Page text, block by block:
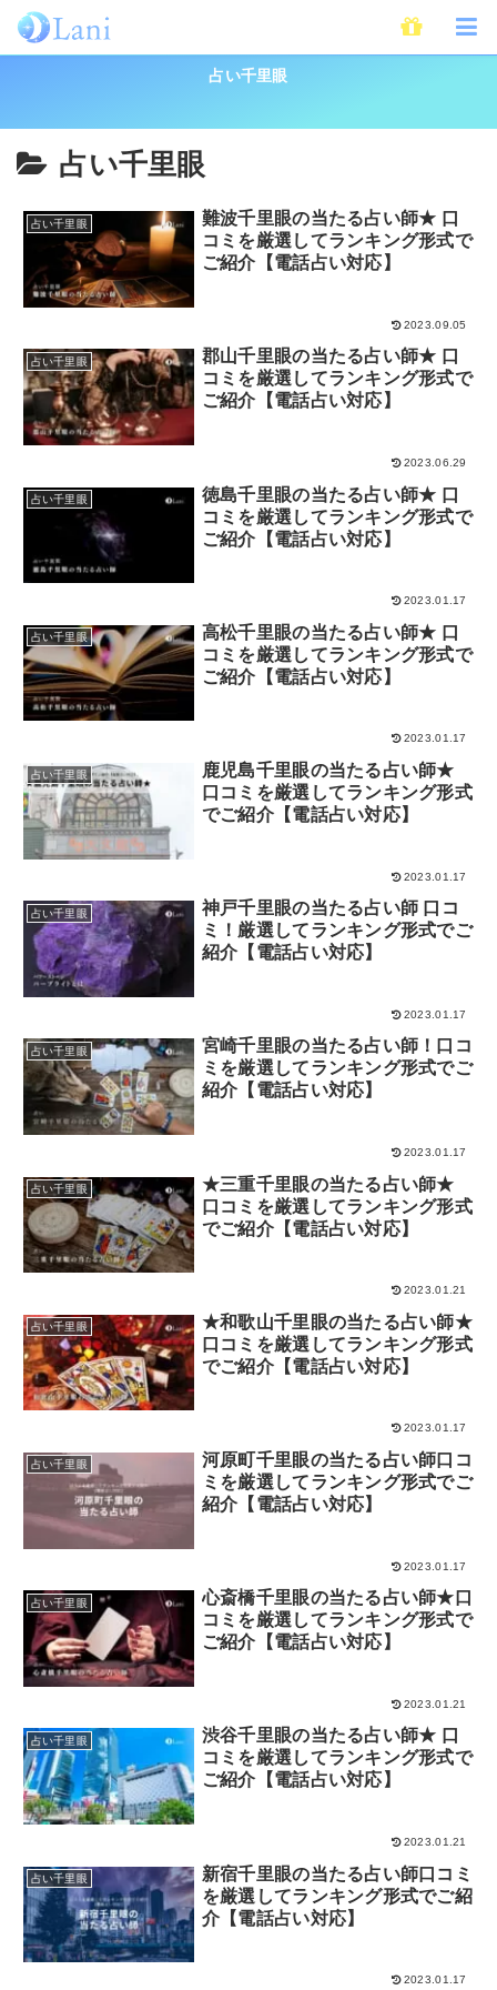
ホーム 占いの館
占い千里眼
占い千里眼
占い千里眼
難波千里眼の当たる占い師★ 口
コミを厳選してランキング形式で
ご紹介【電話占い対応】
2023.09.05
占い千里眼
郡山千里眼の当たる占い師★ 口
コミを厳選してランキング形式で
ご紹介【電話占い対応】
2023.06.29
占い千里眼
徳島千里眼の当たる占い師★ 口
コミを厳選してランキング形式で
ご紹介【電話占い対応】
2023.01.17
占い千里眼
高松千里眼の当たる占い師★ 口
コミを厳選してランキング形式で
ご紹介【電話占い対応】
2023.01.17
占い千里眼
鹿児島千里眼の当たる占い師★
口コミを厳選してランキング形式
でご紹介【電話占い対応】
2023.01.17
占い千里眼
神戸千里眼の当たる占い師 口コ
ミ！厳選してランキング形式でご
紹介【電話占い対応】
2023.01.17
占い千里眼
宮崎千里眼の当たる占い師！口コ
ミを厳選してランキング形式でご
紹介【電話占い対応】
2023.01.17
占い千里眼
★三重千里眼の当たる占い師★
口コミを厳選してランキング形式
でご紹介【電話占い対応】
2023.01.21
占い千里眼
★和歌山千里眼の当たる占い師★
口コミを厳選してランキング形式
でご紹介【電話占い対応】
2023.01.17
占い千里眼
河原町千里眼の当たる占い師口コ
ミを厳選してランキング形式でご
紹介【電話占い対応】
2023.01.17
占い千里眼
心斎橋千里眼の当たる占い師★口
コミを厳選してランキング形式で
ご紹介【電話占い対応】
2023.01.21
占い千里眼
渋谷千里眼の当たる占い師★ 口
コミを厳選してランキング形式で
ご紹介【電話占い対応】
2023.01.21
占い千里眼
新宿千里眼の当たる占い師口コミ
を厳選してランキング形式でご紹
介【電話占い対応】
2023.01.17